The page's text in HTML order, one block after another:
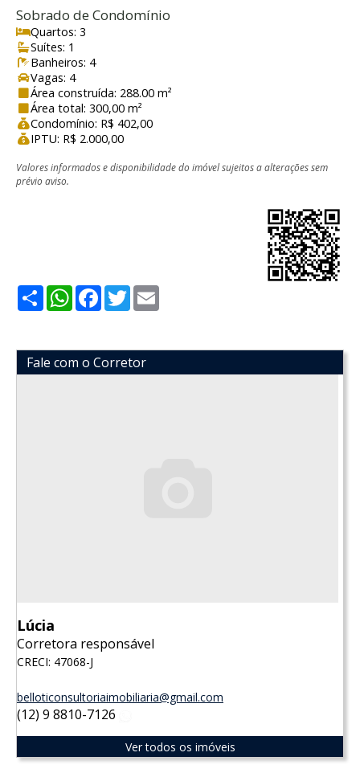
Sobrado de Condomínio
Quartos: 3
Suítes: 1
Banheiros: 4
Vagas: 4
Área construída: 288.00 m²
Área total: 300,00 m²
Condomínio: R$ 402,00
IPTU: R$ 2.000,00
Valores informados e disponibilidade do imóvel sujeitos a alterações sem
prévio aviso.
ShareWhatsApp
Facebook
Twitter
Fale com o Corretor
Lúcia
Corretora responsável
CRECI: 47068-J
belloticonsultoriaimobiliaria@gmail.com
(12) 9 8810-7126
Ver todos os imóveis